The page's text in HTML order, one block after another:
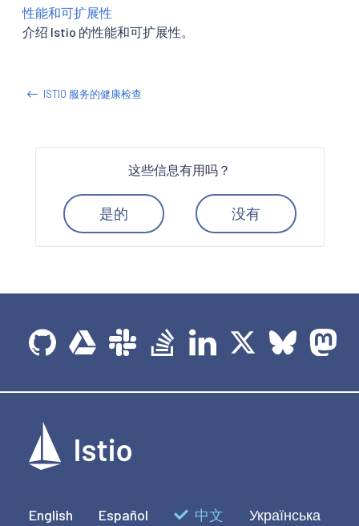
性能和可扩展性
介绍 Istio 的性能和可扩展性。
ISTIO 服务的健康检查
这些信息有用吗？
是的 没有
English Español 中文 Українська